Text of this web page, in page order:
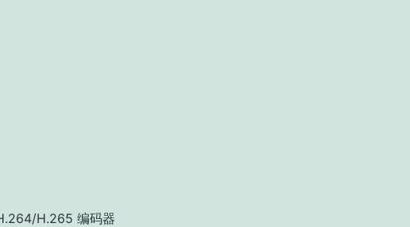
H.265 编码器